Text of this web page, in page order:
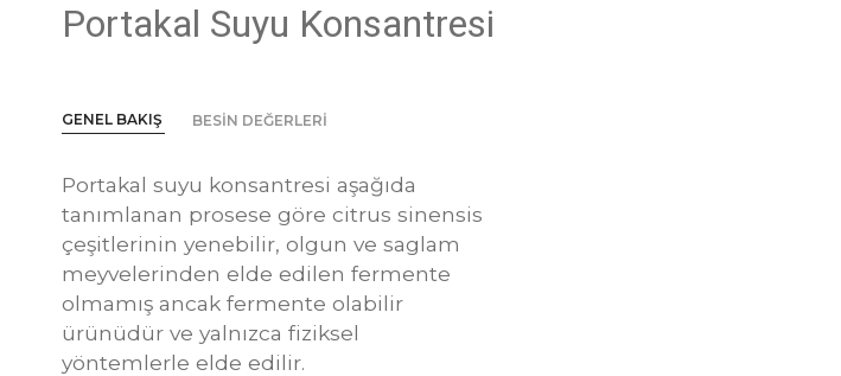
Portakal Suyu Konsantresi
GENEL BAKIŞ BESİN DEĞERLERİ
Portakal suyu konsantresi aşağıda
tanımlanan prosese göre citrus sinensis
çeşitlerinin yenebilir, olgun ve saglam
meyvelerinden elde edilen fermente
olmamış ancak fermente olabilir
ürünüdür ve yalnızca fiziksel
yöntemlerle elde edilir.